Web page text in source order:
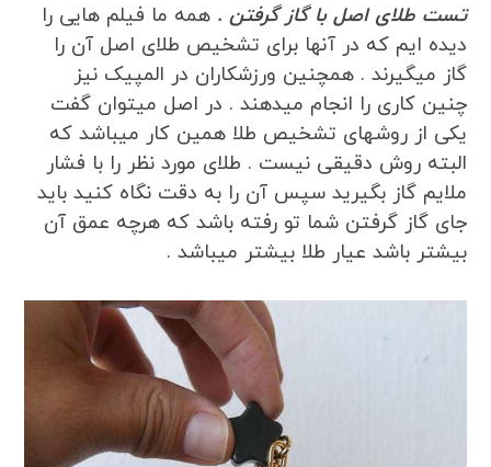
تست طلای اصل با گاز گرفتن . همه ما فیلم هایی را
دیده ایم که در آنها برای تشخیص طلای اصل آن را
گاز میگیرند . همچنین ورزشکاران در المپیک نیز
چنین کاری را انجام میدهند . در اصل میتوان گفت
یکی از روشهای تشخیص طلا همین کار میباشد که
البته روش دقیقی نیست . طلای مورد نظر را با فشار
ملایم گاز بگیرید سپس آن را به دقت نگاه کنید باید
جای گاز گرفتن شما تو رفته باشد که هرچه عمق آن
بیشتر باشد عیار طلا بیشتر میباشد .